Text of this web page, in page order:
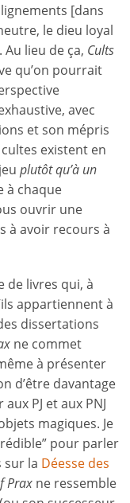
[dans
le dieu loyal
lieu de ça, Cults
qu’on pourrait
avec
et son mépris
existent en
plutôt qu’à un
à chaque
ouvrir une
à avoir recours à
de livres qui, à
appartiennent à
dissertations
ne commet
à présenter
d’être davantage
PJ et aux PNJ
magiques. Je
pour parler
sur la Déesse des
Prax ne ressemble